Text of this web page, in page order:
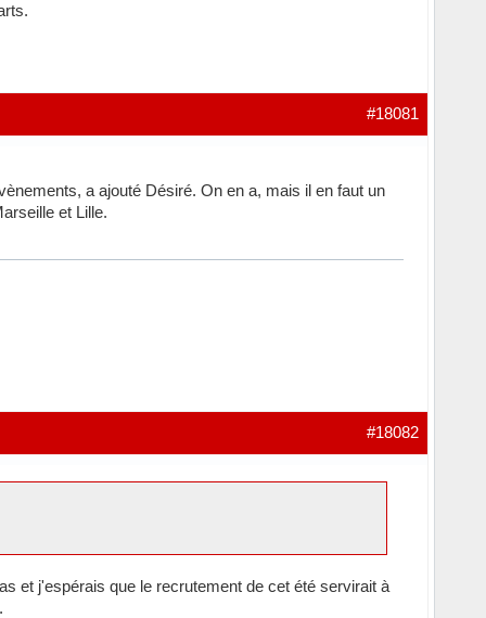
#18081
a ajouté Désiré. On en a, mais il en faut un
et Lille.
#18082
et j'espérais que le recrutement de cet été servirait à